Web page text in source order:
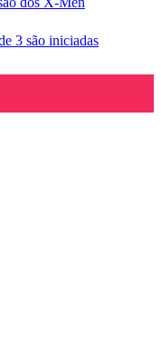
3 são iniciadas